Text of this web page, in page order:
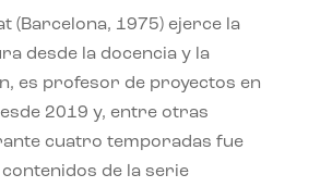
(Barcelona, 1975) ejerce la
desde la docencia y la
es profesor de proyectos en
2019 y, entre otras
cuatro temporadas fue
de la serie